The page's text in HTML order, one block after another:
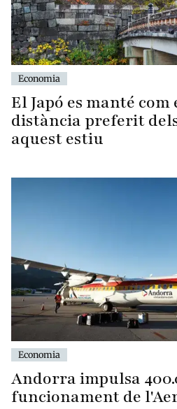
Economia
El Japó es manté
distància preferit
aquest estiu
Economia
Andorra impulsa
funcionament de